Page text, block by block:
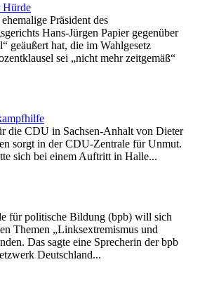
Hürde
Präsident des
Hans-Jürgen Papier gegenüber
geäußert hat, die im Wahlgesetz
sei „nicht mehr zeitgemäß“
die CDU in Sachsen-Anhalt von Dieter
sorgt in der CDU-Zentrale für Unmut.
sich bei einem Auftritt in Halle...
für politische Bildung (bpb) will sich
Themen „Linksextremismus und
Das sagte eine Sprecherin der bpb
Deutschland...